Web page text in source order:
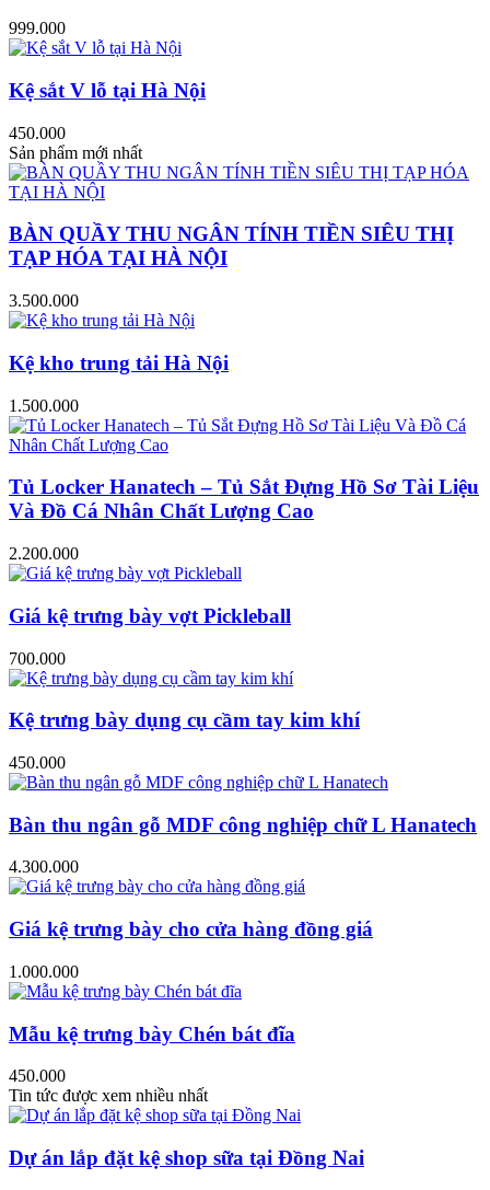
999.000
Kệ sắt V lỗ tại Hà Nội
450.000
Sản phẩm mới nhất
BÀN QUẦY THU NGÂN TÍNH TIỀN SIÊU THỊ
TẠP HÓA TẠI HÀ NỘI
3.500.000
Kệ kho trung tải Hà Nội
1.500.000
Tủ Locker Hanatech – Tủ Sắt Đựng Hồ Sơ Tài Liệu
Và Đồ Cá Nhân Chất Lượng Cao
2.200.000
Giá kệ trưng bày vợt Pickleball
700.000
Kệ trưng bày dụng cụ cầm tay kim khí
450.000
Bàn thu ngân gỗ MDF công nghiệp chữ L Hanatech
4.300.000
Giá kệ trưng bày cho cửa hàng đồng giá
1.000.000
Mẫu kệ trưng bày Chén bát đĩa
450.000
Tin tức được xem nhiều nhất
Dự án lắp đặt kệ shop sữa tại Đồng Nai